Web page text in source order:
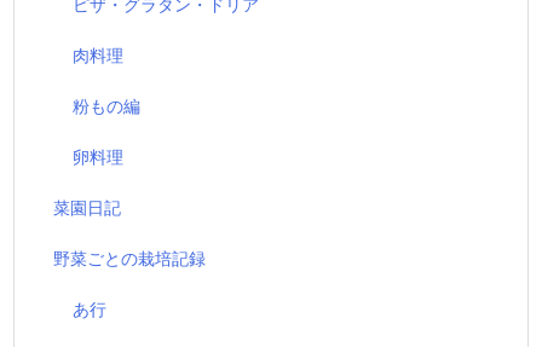
肉料理
粉もの編
卵料理
菜園日記
野菜ごとの栽培記録
あ行